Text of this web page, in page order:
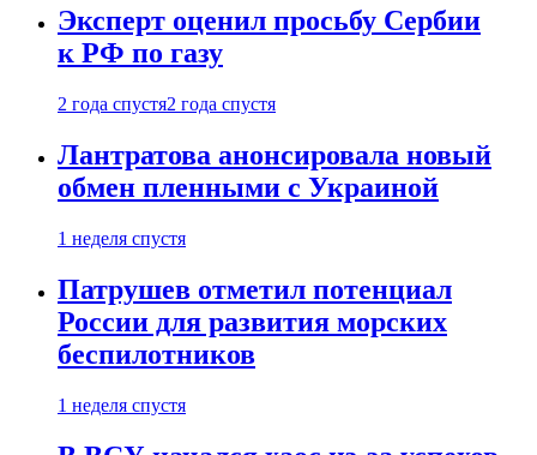
Эксперт оценил просьбу Сербии
к РФ по газу
2 года спустя2 года спустя
Лантратова анонсировала новый
обмен пленными с Украиной
1 неделя спустя
Патрушев отметил потенциал
России для развития морских
беспилотников
1 неделя спустя